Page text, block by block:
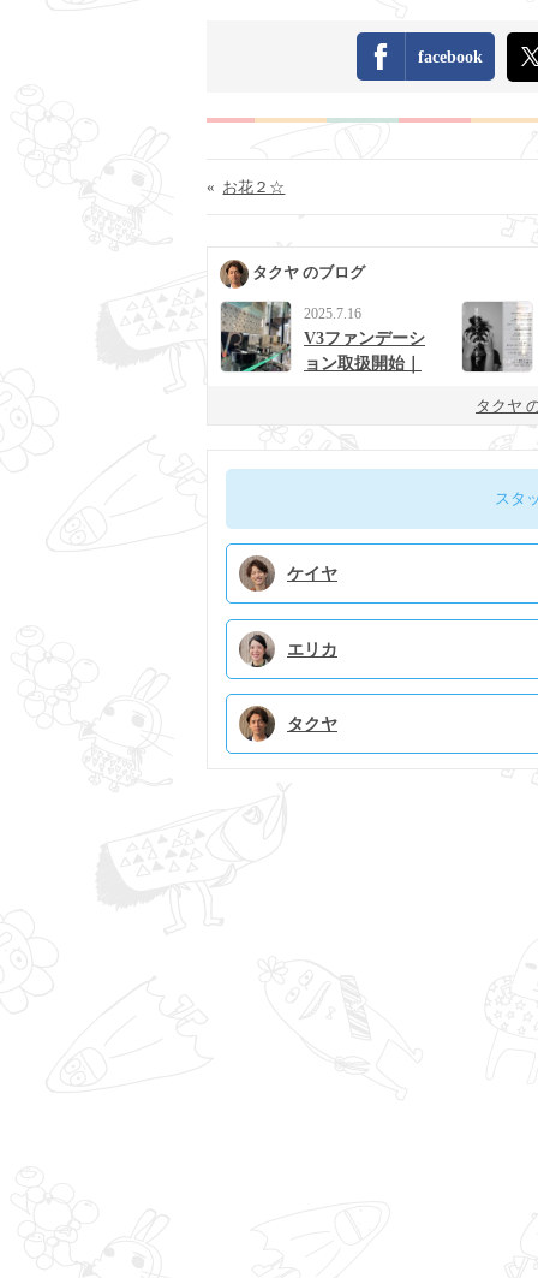
facebook
« お花２☆
タクヤ のブログ
2025.7.16
V3ファンデーシ
ョン取扱開始｜
タクヤ
スタ
ケイヤ
エリカ
タクヤ